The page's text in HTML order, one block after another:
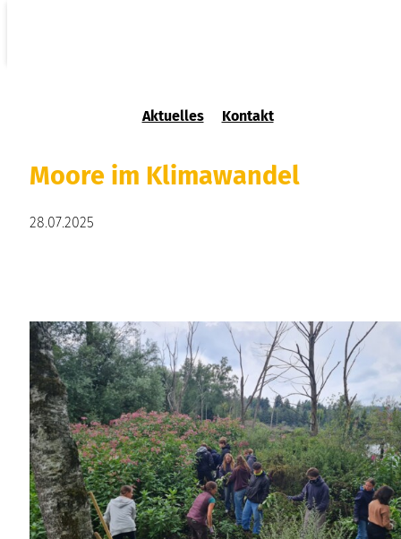
Aktuelles Kontakt
Moore im Klimawandel
28.07.2025